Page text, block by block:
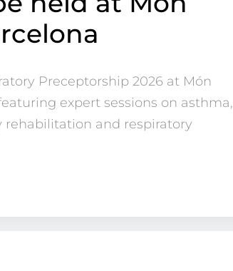
Preceptorship 2026 at Món
expert sessions on asthma,
rehabilitation and respiratory